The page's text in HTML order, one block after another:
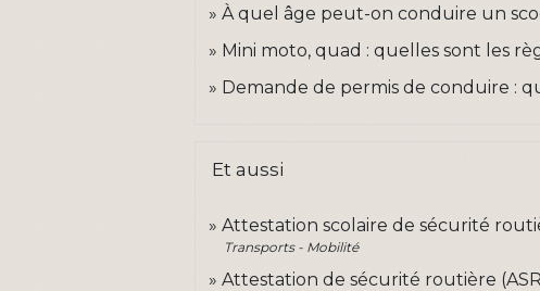
À quel âge peut-on conduire un
Mini moto, quad : quelles sont les
Demande de permis de conduire :
Et aussi
Attestation scolaire de sécurité
Transports - Mobilité
Attestation de sécurité routière